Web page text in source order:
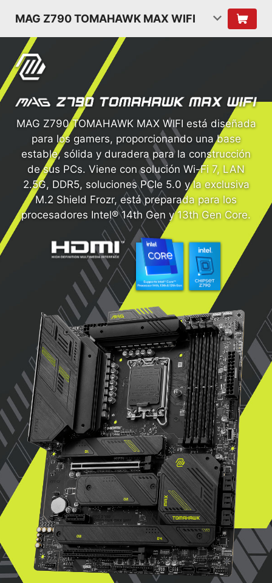
MAG Z790 TOMAHAWK MAX WIFI
MAG Z790 TOMAHAWK MAX WIFI está diseñada
para los gamers, proporcionando una base
estable, sólida y duradera para la construcción
de sus PCs. Viene con solución Wi-Fi 7, LAN
2.5G, DDR5, soluciones PCIe 5.0 y la exclusiva
M.2 Shield Frozr, está preparada para los
procesadores Intel® 14th Gen y 13th Gen Core.